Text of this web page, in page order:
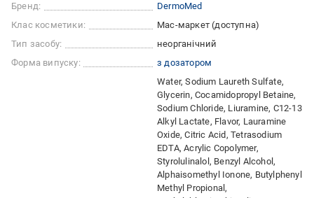
Бренд:
DermoMed
Клас косметики:
Мас-маркет (доступна)
Тип засобу:
неорганічний
Форма випуску:
з дозатором
Water, Sodium Laureth Sulfate,
Glycerin, Cocamidopropyl Betaine,
Sodium Chloride, Liuramine, C12-13
Alkyl Lactate, Flavor, Lauramine
Oxide, Citric Acid, Tetrasodium
EDTA, Acrylic Copolymer,
Styrolulinalol, Benzyl Alcohol,
Alphaisomethyl Ionone, Butylphenyl
Methyl Propional,